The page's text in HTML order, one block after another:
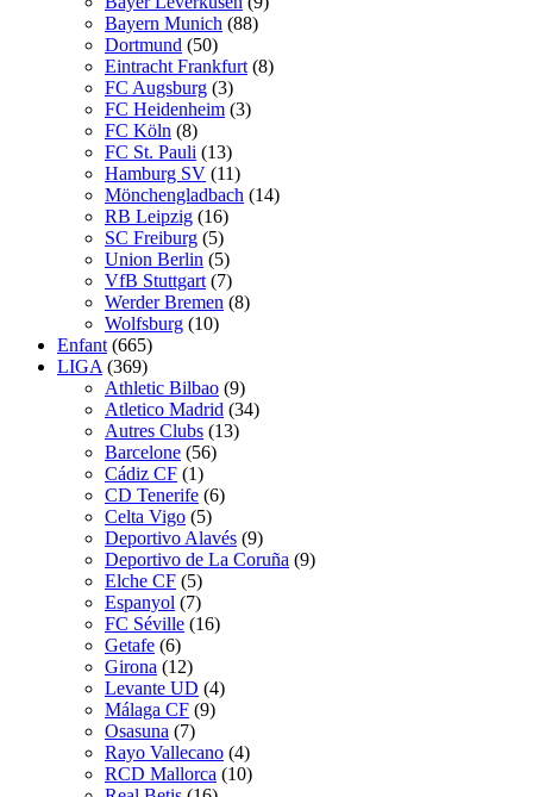
Bayern Munich (88)
Dortmund (50)
Eintracht Frankfurt (8)
FC Augsburg (3)
FC Heidenheim (3)
FC Köln (8)
FC St. Pauli (13)
Hamburg SV (11)
Mönchengladbach (14)
RB Leipzig (16)
SC Freiburg (5)
Union Berlin (5)
VfB Stuttgart (7)
Werder Bremen (8)
Wolfsburg (10)
Enfant (665)
LIGA (369)
Athletic Bilbao (9)
Atletico Madrid (34)
Autres Clubs (13)
Barcelone (56)
Cádiz CF (1)
CD Tenerife (6)
Celta Vigo (5)
Deportivo Alavés (9)
Deportivo de La Coruña (9)
Elche CF (5)
Espanyol (7)
FC Séville (16)
Getafe (6)
Girona (12)
Levante UD (4)
Málaga CF (9)
Osasuna (7)
Rayo Vallecano (4)
RCD Mallorca (10)